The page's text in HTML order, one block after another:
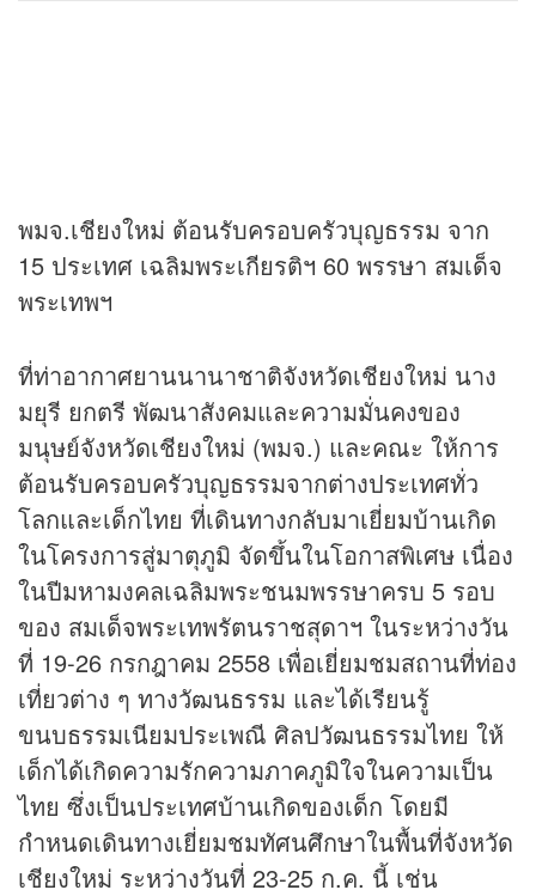
พมจ.เชียงใหม่ ต้อนรับครอบครัวบุญธรรม จาก
15 ประเทศ เฉลิมพระเกียรติฯ 60 พรรษา สมเด็จ
พระเทพฯ
ที่ท่าอากาศยานนานาชาติจังหวัดเชียงใหม่ นาง
มยุรี ยกตรี พัฒนาสังคมและความมั่นคงของ
มนุษย์จังหวัดเชียงใหม่ (พมจ.) และคณะ ให้การ
ต้อนรับครอบครัวบุญธรรมจากต่างประเทศทั่ว
โลกและเด็กไทย ที่เดินทางกลับมาเยี่ยมบ้านเกิด
ในโครงการสู่มาตุภูมิ จัดขึ้นในโอกาสพิเศษ เนื่อง
ในปีมหามงคลเฉลิมพระชนมพรรษาครบ 5 รอบ
ของ สมเด็จพระเทพรัตนราชสุดาฯ ในระหว่างวัน
ที่ 19-26 กรกฎาคม 2558 เพื่อเยี่ยมชมสถานที่ท่อง
เที่ยวต่าง ๆ ทางวัฒนธรรม และได้เรียนรู้
ขนบธรรมเนียมประเพณี ศิลปวัฒนธรรมไทย ให้
เด็กได้เกิดความรักความภาคภูมิใจในความเป็น
ไทย ซึ่งเป็นประเทศบ้านเกิดของเด็ก โดยมี
กำหนดเดินทางเยี่ยมชมทัศนศึกษาในพื้นที่จังหวัด
เชียงใหม่ ระหว่างวันที่ 23-25 ก.ค. นี้ เช่น